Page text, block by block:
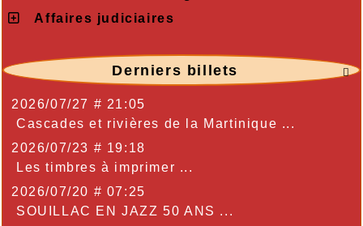
Affaires judiciaires

Derniers billets
2026/07/27 # 21:05
Cascades et rivières de la Martinique ...
2026/07/23 # 19:18
Les timbres à imprimer ...
2026/07/20 # 07:25
SOUILLAC EN JAZZ 50 ANS ...